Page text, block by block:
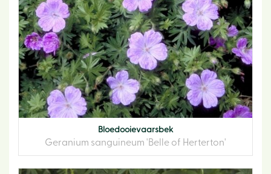
Bloedooievaarsbek
Geranium sanguineum 'Belle of Herterton'